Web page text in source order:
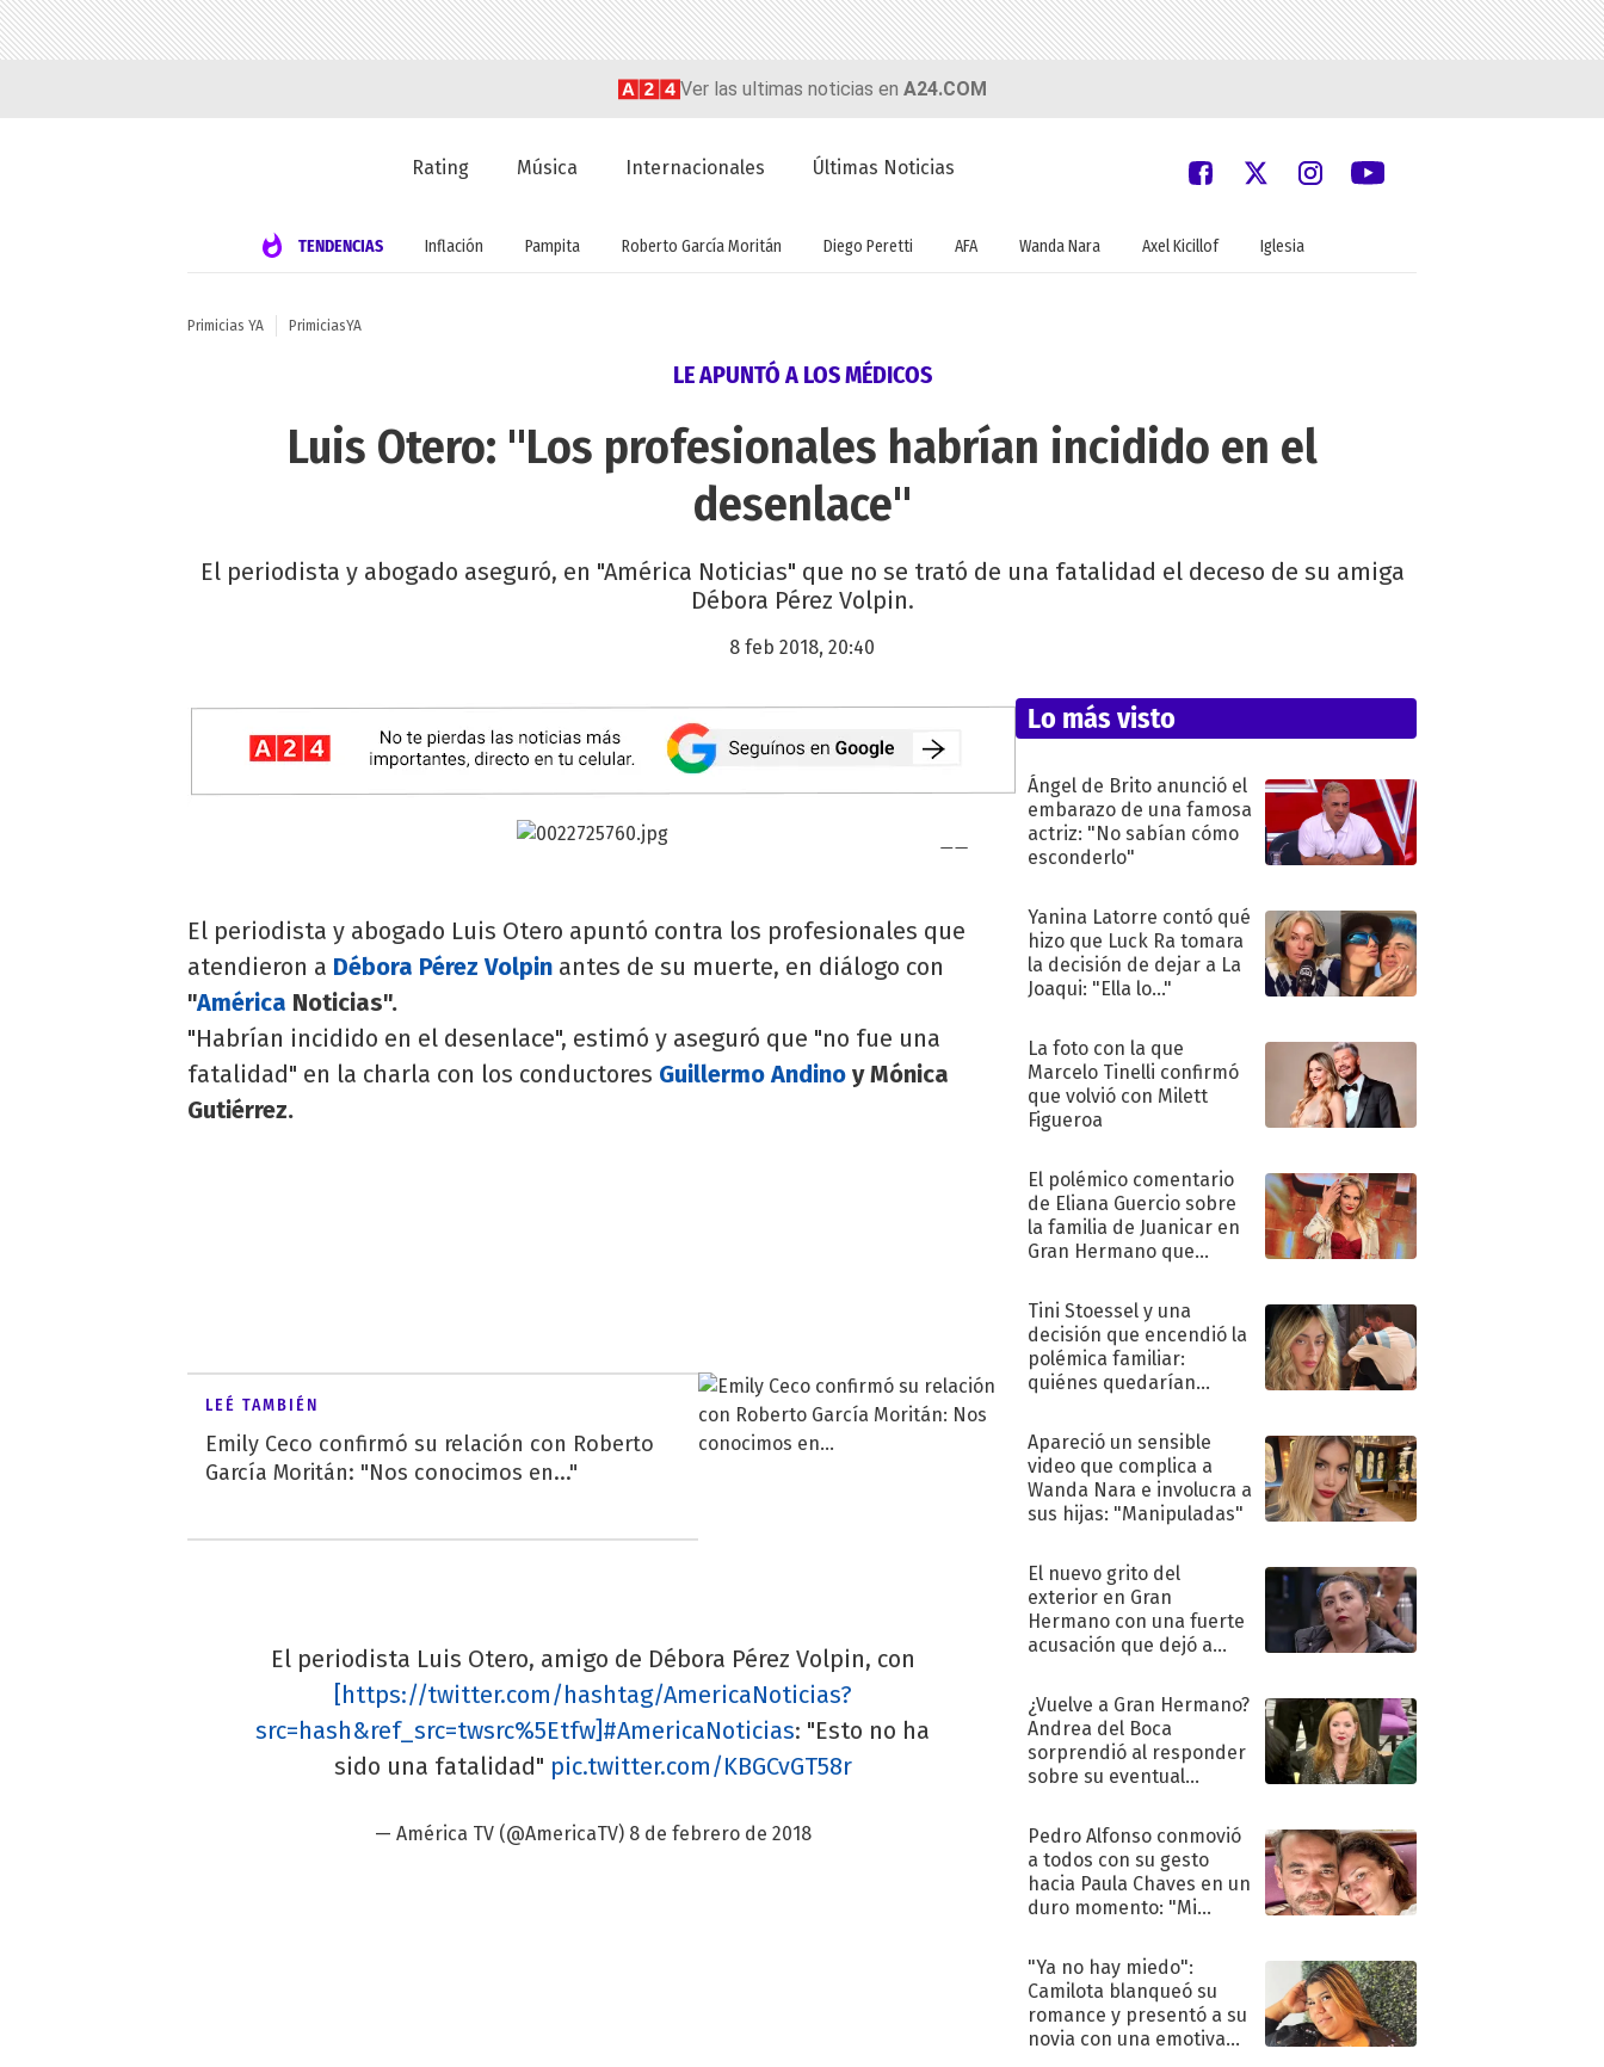
Ver las ultimas noticias en A24.COM
Rating Música Internacionales Últimas Noticias
TENDENCIAS Inflación Pampita Roberto García Moritán Diego Peretti AFA Wanda Nara Axel Kicillof Iglesia
Primicias YA PrimiciasYA
LE APUNTÓ A LOS MÉDICOS
Luis Otero: "Los profesionales habrían incidido en el
desenlace"
El periodista y abogado aseguró, en "América Noticias" que no se trató de una fatalidad el deceso de su amiga
Débora Pérez Volpin.
8 feb 2018, 20:40
El periodista y abogado Luis Otero apuntó contra los profesionales que
atendieron a Débora Pérez Volpin antes de su muerte, en diálogo con
"América Noticias".
"Habrían incidido en el desenlace", estimó y aseguró que "no fue una
fatalidad" en la charla con los conductores Guillermo Andino y Mónica
Gutiérrez.
LEÉ TAMBIÉN
Emily Ceco confirmó su relación con Roberto
García Moritán: "Nos conocimos en..."
El periodista Luis Otero, amigo de Débora Pérez Volpin, con
[https://twitter.com/hashtag/AmericaNoticias?
src=hash&ref_src=twsrc%5Etfw]#AmericaNoticias: "Esto no ha
sido una fatalidad" pic.twitter.com/KBGCvGT58r
— América TV (@AmericaTV) 8 de febrero de 2018
Lo más visto
Ángel de Brito anunció el
embarazo de una famosa
actriz: "No sabían cómo
esconderlo"
Yanina Latorre contó qué
hizo que Luck Ra tomara
la decisión de dejar a La
Joaqui: "Ella lo..."
La foto con la que
Marcelo Tinelli confirmó
que volvió con Milett
Figueroa
El polémico comentario
de Eliana Guercio sobre
la familia de Juanicar en
Gran Hermano que
Tini Stoessel y una
decisión que encendió la
polémica familiar:
quiénes quedarían
Apareció un sensible
video que complica a
Wanda Nara e involucra a
sus hijas: "Manipuladas"
El nuevo grito del
exterior en Gran
Hermano con una fuerte
acusación que dejó a
"Traidora"
¿Vuelve a Gran Hermano?
Andrea del Boca
sorprendió al responder
sobre su eventual
Pedro Alfonso conmovió
a todos con su gesto
hacia Paula Chaves en un
duro momento: "Mi
terapéutico"
"Ya no hay miedo":
Camilota blanqueó su
romance y presentó a su
novia con una emotiva